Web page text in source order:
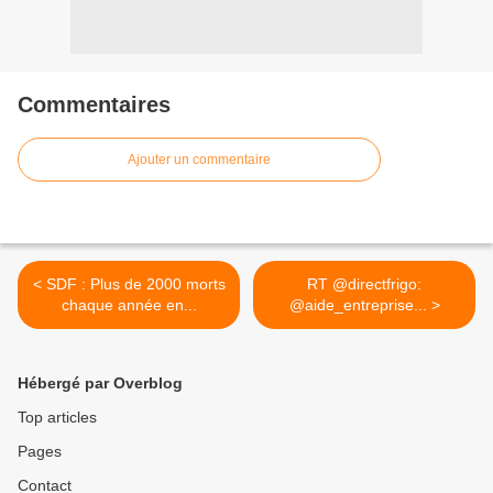
Commentaires
Ajouter un commentaire
< SDF : Plus de 2000 morts
chaque année en...
RT @directfrigo:
@aide_entreprise... >
Hébergé par Overblog
Top articles
Pages
Contact